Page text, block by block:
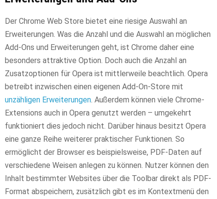
Der Chrome Web Store bietet eine riesige Auswahl an
Erweiterungen. Was die Anzahl und die Auswahl an möglichen
Add-Ons und Erweiterungen geht, ist Chrome daher eine
besonders attraktive Option. Doch auch die Anzahl an
Zusatzoptionen für Opera ist mittlerweile beachtlich. Opera
betreibt inzwischen einen eigenen Add-On-Store mit
unzähligen Erweiterungen . Außerdem können viele Chrome-
Extensions auch in Opera genutzt werden – umgekehrt
funktioniert dies jedoch nicht. Darüber hinaus besitzt Opera
eine ganze Reihe weiterer praktischer Funktionen. So
ermöglicht der Browser es beispielsweise, PDF-Daten auf
verschiedene Weisen anlegen zu können. Nutzer können den
Inhalt bestimmter Websites über die Toolbar direkt als PDF-
Format abspeichern, zusätzlich gibt es im Kontextmenü den